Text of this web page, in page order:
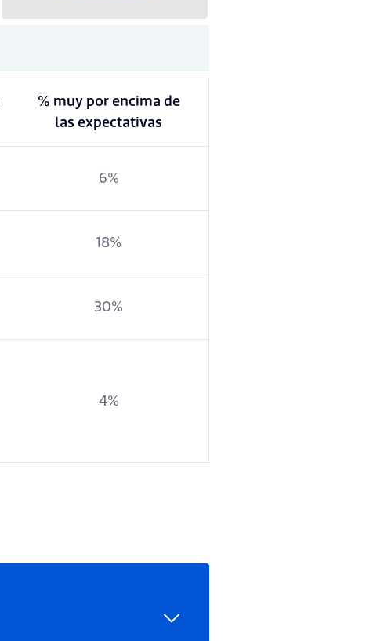
% muy por encima de
las expectativas
6%
18%
30%
4%